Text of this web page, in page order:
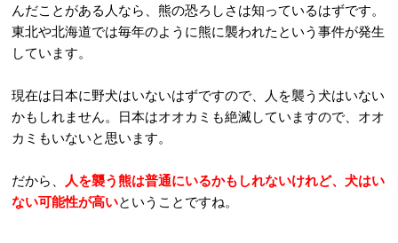
んだことがある人なら、熊の恐ろしさは知っているはずです。
東北や北海道では毎年のように熊に襲われたという事件が発生
しています。
現在は日本に野犬はいないはずですので、人を襲う犬はいない
かもしれません。日本はオオカミも絶滅していますので、オオ
カミもいないと思います。
だから、
人を襲う熊は普通にいるかもしれないけれど、犬はい
ない可能性が高いということですね。